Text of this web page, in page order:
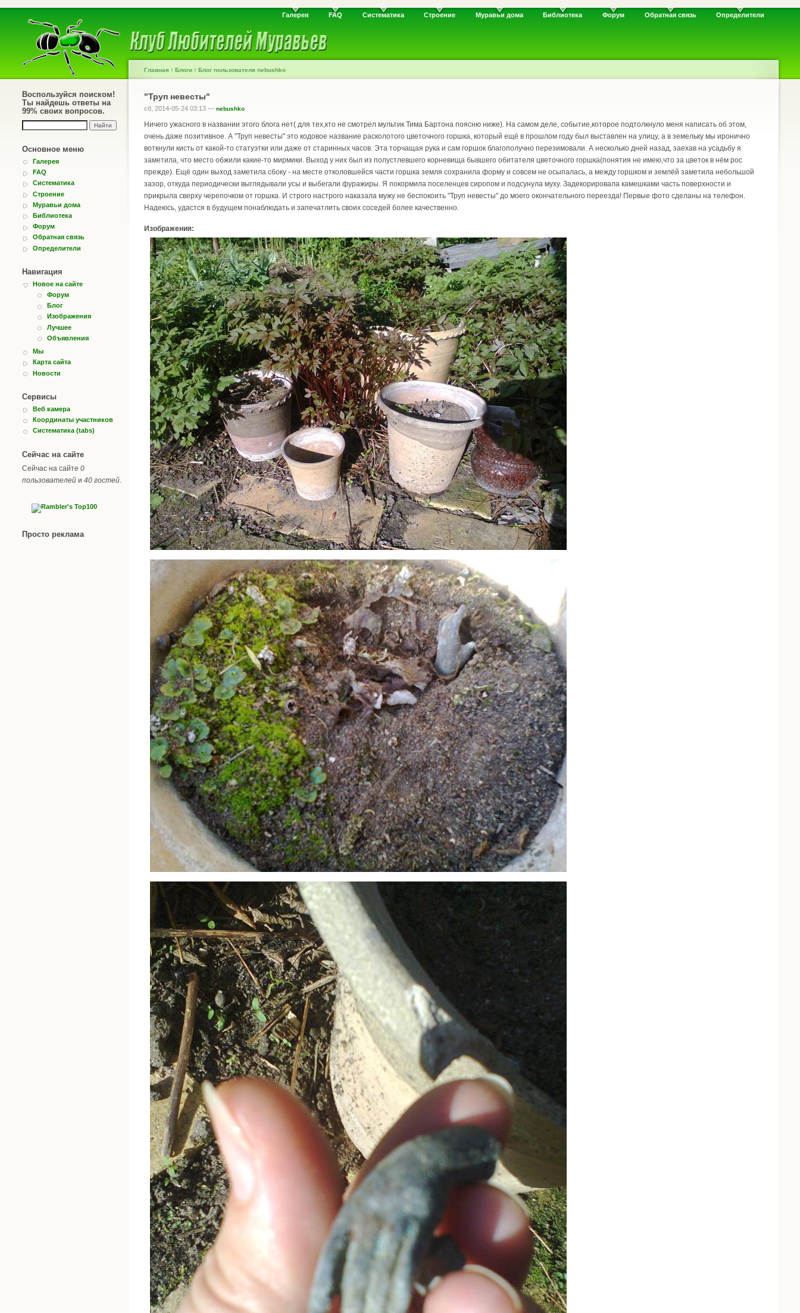
Галерея FAQ Систематика Строение Муравьи дома Библиотека Форум Обратная связь Определители
Воспользуйся поиском!
Ты найдешь ответы на
99% своих вопросов.
Основное меню
Галерея
FAQ
Систематика
Строение
Муравьи дома
Библиотека
Форум
Обратная связь
Определители
Навигация
Новое на сайте
Форум
Блог
Изображения
Лучшее
Объявления
Мы
Карта сайта
Новости
Сервисы
Веб камера
Координаты участников
Систематика (tabs)
Сейчас на сайте
Сейчас на сайте 0
пользователей и 40 гостей
Просто реклама
Главная › Блоги › Блог пользователя nebushko
"Труп невесты"
сб, 2014-05-24 03:13 — nebushko
Ничего ужасного в названии этого блога нет( для тех,кто не смотрел мультик Тима Бартона поясню ниже). На самом деле, событие,которое подтолкнуло меня написать об этом,
очень даже позитивное. А "Труп невесты" это кодовое название расколотого цветочного горшка, который ещё в прошлом году был выставлен на улицу, а в земельку мы иронично
воткнули кисть от какой-то статуэтки или даже от старинных часов. Эта торчащая рука и сам горшок благополучно перезимовали. А несколько дней назад, заехав на усадьбу я
заметила, что место обжили какие-то мирмики. Выход у них был из полустлевшего корневища бывшего обитателя цветочного горшка(понятия не имею,что за цветок в нём рос
прежде). Ещё один выход заметила сбоку - на месте отколовшейся части горшка земля сохранила форму и совсем не осыпалась, а между горшком и землёй заметила небольшой
зазор, откуда периодически выглядывали усы и выбегали фуражиры. Я покормила поселенцев сиропом и подсунула муху. Задекорировала камешками часть поверхности и
прикрыла сверху черепочком от горшка. И строго настрого наказала мужу не беспокоить "Труп невесты" до моего окончательного переезда! Первые фото сделаны на телефон.
Надеюсь, удастся в будущем понаблюдать и запечатлить своих соседей более качественно.
Изображения: